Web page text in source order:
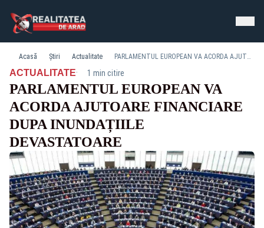
Acasă Știri Actualitate PARLAMENTUL EUROPEAN VA ACORDA AJUTOARE FINANCIARE DUPA INUNDAȚIILE DEVASTATOARE
ACTUALITATE· 1 min citire
PARLAMENTUL EUROPEAN VA
ACORDA AJUTOARE FINANCIARE
DUPA INUNDAȚIILE
DEVASTATOARE